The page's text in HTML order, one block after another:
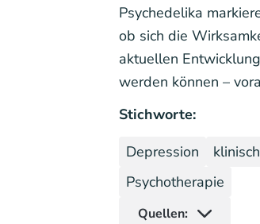
Psychedelika
ob sich die
aktuellen
werden können –
Stichworte:
Depression
Psychotherapie
Quellen: